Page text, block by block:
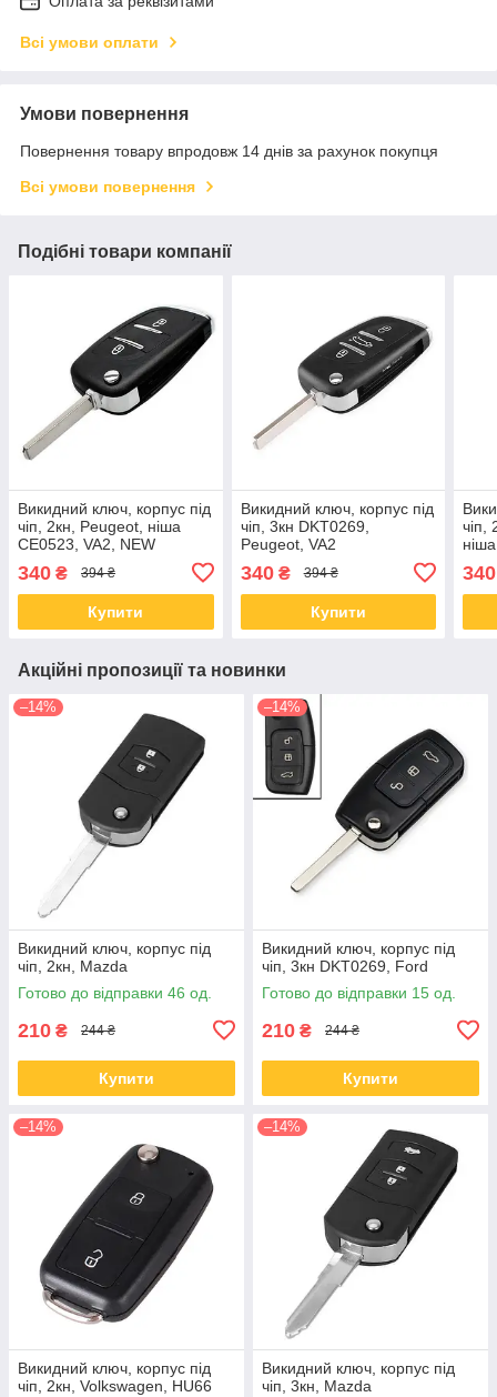
Всі умови оплати
Умови повернення
Повернення товару впродовж 14 днів за рахунок покупця
Всі умови повернення
Подібні товари компанії
Викидний ключ, корпус під
чіп, 2кн, Peugeot, ніша
CE0523, VA2, NEW
340 ₴ 394 ₴
Купити
Викидний ключ, корпус під
чіп, 3кн DKT0269,
Peugeot, VA2
340₴ 394 ₴
Купити
чіп,
340
Акційні пропозиції та новинки
–14%
Викидний ключ, корпус під
чіп, 2кн, Mazda
Готово до відправки 46 од.
210 ₴ 244 ₴
Купити
–14%
Викидний ключ, корпус під
чіп, 3кн DKT0269, Ford
Готово до відправки 15 од.
210 ₴ 244 ₴
Купити
–14%
Викидний ключ, корпус під
чіп, 2кн, Volkswagen, HU66
–14%
Викидний ключ, корпус під
чіп, 3кн, Mazda